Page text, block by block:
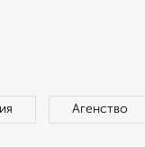
Агенство